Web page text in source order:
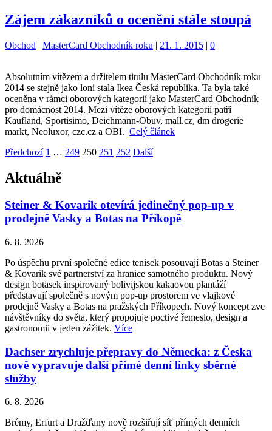
Zájem zákazníků o ocenění stále stoupá
Kategorie:
Obchod | Štítky:
MasterCard Obchodník roku | 21. 1. 2015 | 0
Absolutním vítězem a držitelem titulu MasterCard Obchodník roku
2014 se stejně jako loni stala Ikea Česká republika. Ta byla také
oceněna v rámci oborových kategorií jako MasterCard Obchodník
pro domácnost 2014. Mezi vítěze oborových kategorií patří
Kaufland, Sportisimo, Deichmann-Obuv, mall.cz, dm drogerie
markt, Neoluxor, czc.cz a OBI. Celý článek
Stránkování
příspěvků
Předchozí Strana
1 … Strana
249 Strana
250 Strana
251 Strana
252 Další
Aktuálně
Steiner & Kovarik otevírá jedinečný pop-up v
prodejně Vasky a Botas na Příkopě
6. 8. 2026
Po úspěchu první společné edice tenisek posouvají Botas a Steiner
& Kovarik své partnerství za hranice samotného produktu. Nový
design botasek inspirovaný bolivijskou kakaovou plantáží
představují společně s novým pop-up prostorem ve vlajkové
prodejně Vasky a Botas na pražských Příkopech. Nový koncept zve
návštěvníky do světa, který propojuje poctivé řemeslo, design a
gastronomii v jeden zážitek. Více
Dachser zrychluje přepravy do Německa: z Česka
nově vypravuje další přímé denní linky sběrné
služby
6. 8. 2026
Brémy, Erfurt a Dražďany nově rozšiřují síť přímých denních